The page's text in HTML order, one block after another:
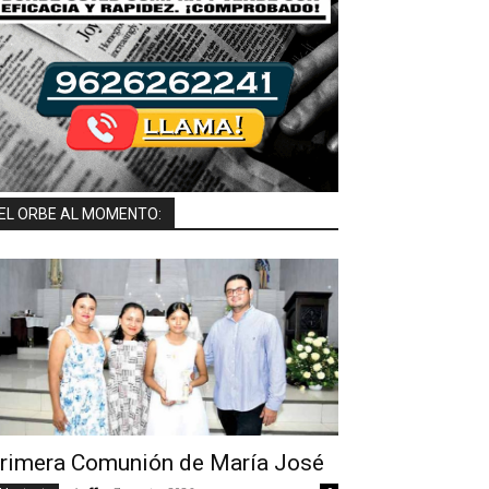
ORBE AL MOMENTO:
Comunión de María José